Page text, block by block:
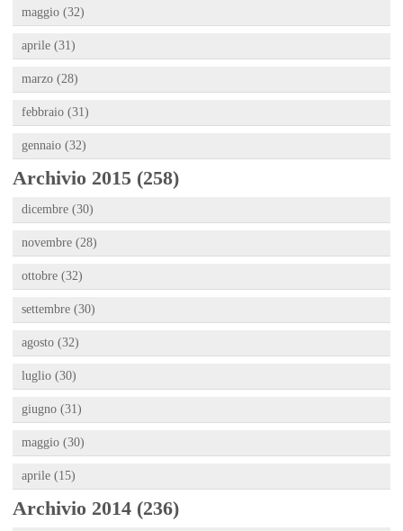
maggio (32)
aprile (31)
marzo (28)
febbraio (31)
gennaio (32)
Archivio 2015 (258)
dicembre (30)
novembre (28)
ottobre (32)
settembre (30)
agosto (32)
luglio (30)
giugno (31)
maggio (30)
aprile (15)
Archivio 2014 (236)